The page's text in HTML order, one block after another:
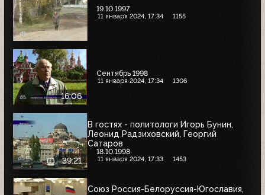
19.10.1997
11 января 2024, 17:34 1155
16:06
Сентябрь 1998
11 января 2024, 17:34 1306
39:21
В гостях - политологи Игорь Бунин,
Леонид Радзиховский, Георгий
Сатаров
18.10.1998
11 января 2024, 17:33 1453
Союз Россия-Белоруссия-Югославия,